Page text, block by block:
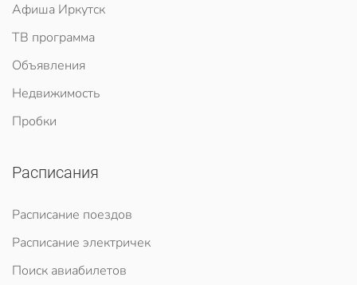
Афиша Иркутск
ТВ программа
Объявления
Недвижимость
Пробки
Расписания
Расписание поездов
Расписание электричек
Поиск авиабилетов